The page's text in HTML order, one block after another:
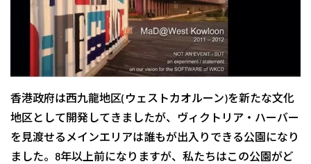
香港政府は西九龍地区(ウェストカオルーン)を新たな文化
地区として開発してきましたが、ヴィクトリア・ハーバー
を見渡せるメインエリアは誰もが出入りできる公園になり
ました。8年以上前になりますが、私たちはこの公園がど